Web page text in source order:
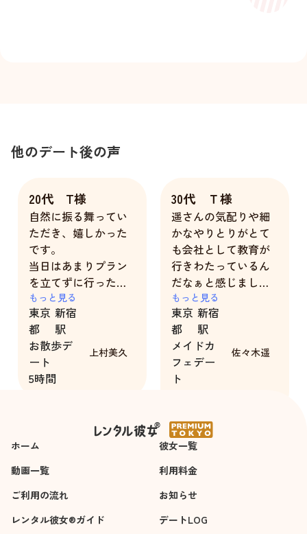
他のデート後の声
20代 T様
自然に振る舞ってい
ただき、嬉しかった
です。
当日はあまりプラン
を立てずに行ったの
ですが、「次はここ
に入りたい」など上
手く誘導していただ
き、ありがとうござ
いました。
もっと見る
東京
都
新宿
駅
お散歩デ
ート
5時間
上村美久
30代 Ｔ様
遥さんの気配りや細
かなやりとりがとて
も会社として教育が
行きわたっているん
だなぁと感じまし
た。
本当に一緒にいる時
間は自分の彼女だと
思わせて頂ける所に
感動しました。キャ
スト様の努力なども
今度も是非近いうち
に利用したいと思い
ました。
ありがとうございま
す。
もっと見る
東京
都
新宿
駅
メイドカ
フェデー
ト
佐々木遥
ホーム
彼女一覧
動画一覧
利用料金
ご利用の流れ
お知らせ
レンタル彼女®ガイド
デートLOG